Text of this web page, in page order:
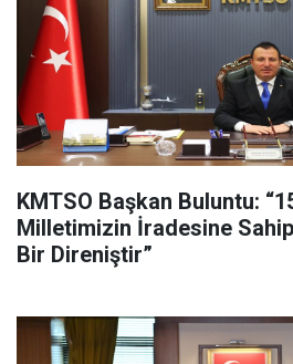
KMTSO Başkan Buluntu:
Milletimizin İradesine Sahip
Bir Direniştir”